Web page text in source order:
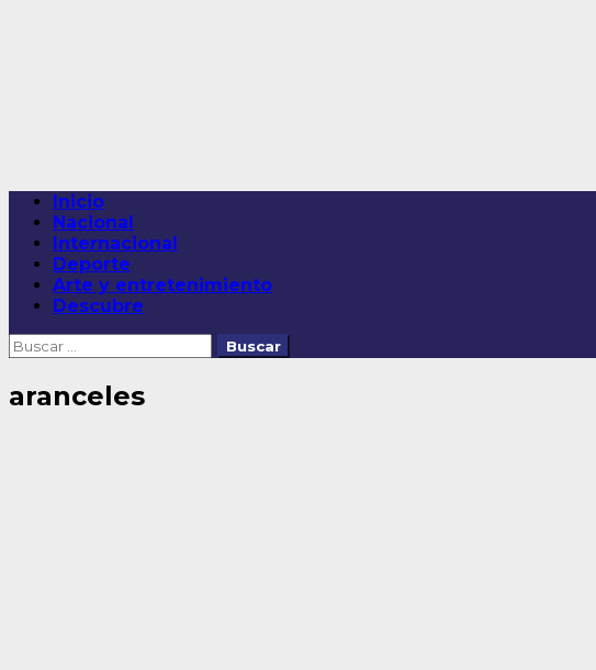
Menú
principal
Inicio
Nacional
Internacional
Deporte
Arte y entretenimiento
Descubre
Buscar:
aranceles